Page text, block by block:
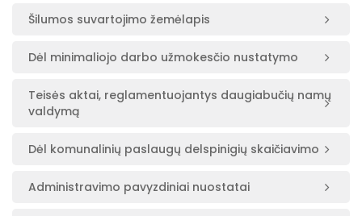
Šilumos suvartojimo žemėlapis
Dėl minimaliojo darbo užmokesčio nustatymo
Teisės aktai, reglamentuojantys daugiabučių namų
valdymą
Dėl komunalinių paslaugų delspinigių skaičiavimo
Administravimo pavyzdiniai nuostatai